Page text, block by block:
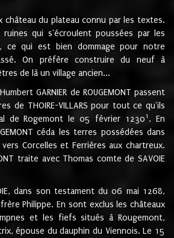
château du plateau connu par les textes.
qui s'écroulent poussées par les
ce qui est bien dommage pour notre
On préfère construire du neuf à
de là un village ancien...
GARNIER de ROUGEMONT passent
de THOIRE-VILLARS pour tout ce qu'ils
de Rogemont le 05 février 12301 . En
céda les terres possédées dans
Corcelles et Ferrières aux chartreux.
traite avec Thomas comte de SAVOIE
dans son testament du 06 mai 1268,
Philippe. En sont exclus les châteaux
et les fiefs situés à Rougemont,
épouse du dauphin du Viennois. Le 15